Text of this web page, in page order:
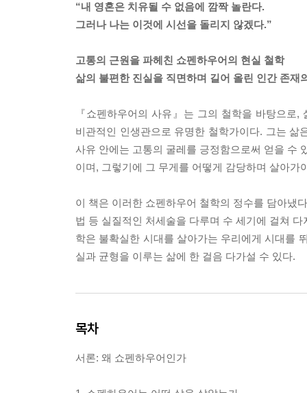
“내 영혼은 치유될 수 없음에 깜짝 놀란다.
그러나 나는 이것에 시선을 돌리지 않겠다.”
고통의 근원을 파헤친 쇼펜하우어의 현실 철학
삶의 불편한 진실을 직면하며 길어 올린 인간 존재
『쇼펜하우어의 사유』는 그의 철학을 바탕으로
비관적인 인생관으로 유명한 철학가이다. 그는
사유 안에는 고통의 굴레를 긍정함으로써 얻을 수
이며, 그렇기에 그 무게를 어떻게 감당하며 살아가
이 책은 이러한 쇼펜하우어 철학의 정수를 담아냈
법 등 실질적인 처세술을 다루며 수 세기에 걸쳐
학은 불확실한 시대를 살아가는 우리에게 시대를
실과 균형을 이루는 삶에 한 걸음 다가설 수 있다.
목차
서론: 왜 쇼펜하우어인가